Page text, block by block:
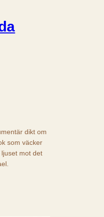
dikt om
som väcker
mot det